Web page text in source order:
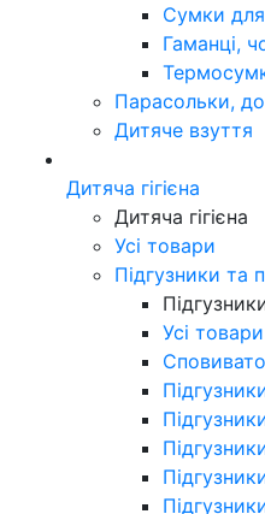
Сумки для
Гаманці,
Парасольки,
Дитяче взуття
Дитяча гігієна
Дитяча гігієна
Усі товари
Підгузники та
Усі товари